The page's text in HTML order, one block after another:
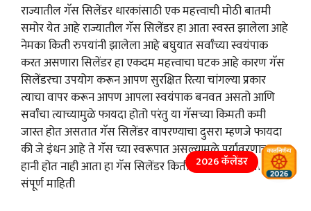
राज्यातील गॅस सिलेंडर धारकांसाठी एक महत्त्वाची मोठी बातमी
समोर येत आहे राज्यातील गॅस सिलेंडर हा आता स्वस्त झालेला आहे
नेमका किती रुपयांनी झालेला आहे बघुयात सर्वांच्या स्वयंपाक
करत असणारा सिलेंडर हा एकदम महत्त्वाचा घटक आहे कारण गॅस
सिलेंडरचा उपयोग करून आपण सुरक्षित रित्या चांगल्या प्रकार
त्याचा वापर करून आपण आपला स्वयंपाक बनवत असतो आणि
सर्वांचा त्याच्यामुळे फायदा होतो परंतु या गॅसच्या किमती कमी
जास्त होत असतात गॅस सिलेंडर वापरण्याचा दुसरा म्हणजे फायदा
की जे इंधन आहे ते गॅस च्या स्वरूपात असल्यामुळे पर्यावरणाच्या
हानी होत नाही आता हा गॅस सिलेंडर किती रुपये कमी झालाय पाहू
संपूर्ण माहिती
2026 कॅलेंडर